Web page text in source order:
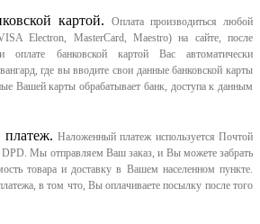
картой.
Оплата производиться любой
Electron, MasterCard, Maestro) на сайте, после
оплате банковской картой Вас автоматически
где вы вводите свои данные банковской карты
Вашей карты обрабатывает банк, доступа к данным
Наложенный платеж используется Почтой
DPD. Мы отправляем Ваш заказ, и Вы можете забрать
товара и доставку в Вашем населенном пункте.
в том что, Вы оплачиваете посылку после того